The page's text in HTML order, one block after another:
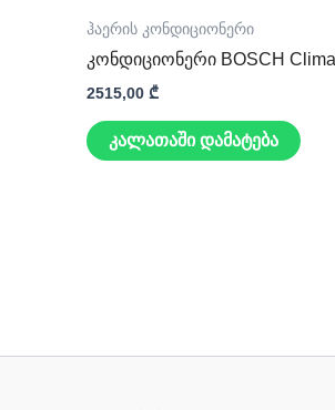
ჰაერის კონდიციონერი
კონდიციონერი BOSCH
2515,00 ₾
კალათაში დამატება